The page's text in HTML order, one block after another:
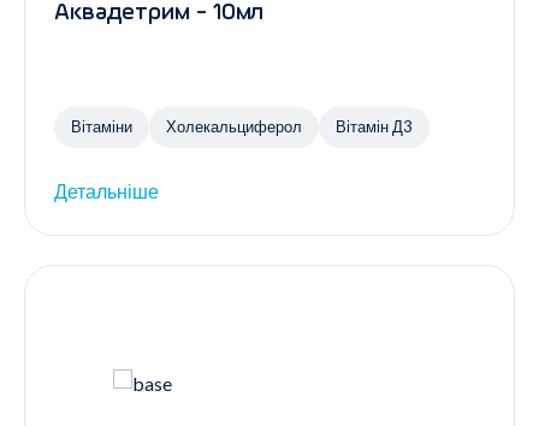
Аквадетрим - 10мл
Вітаміни Холекальциферол Вітамін Д3
Детальніше